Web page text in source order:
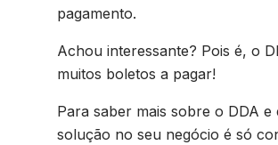
pagamento.
Achou interessante? Pois é, o
muitos boletos a pagar!
Para saber mais sobre o DDA
solução no seu negócio é só